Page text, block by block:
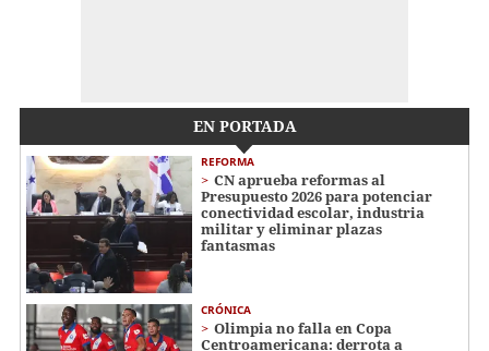
EN PORTADA
REFORMA
CN aprueba reformas al
Presupuesto 2026 para potenciar
conectividad escolar, industria
militar y eliminar plazas
fantasmas
CRÓNICA
Olimpia no falla en Copa
Centroamericana: derrota a